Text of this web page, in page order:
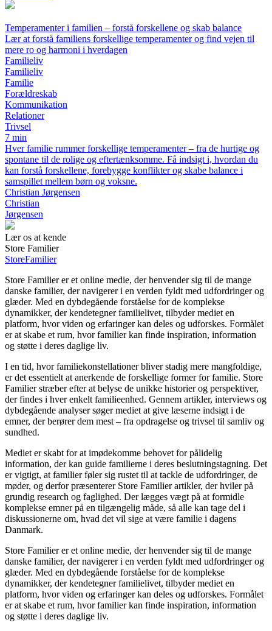
Temperamenter i familien – forstå forskellene og skab balance
Lær at forstå familiens forskellige temperamenter og find vejen til
mere ro og harmoni i hverdagen
Familieliv
Familieliv
Familie
Forældreskab
Kommunikation
Relationer
Trivsel
7 min
Hver familie rummer forskellige temperamenter – fra de hurtige og
spontane til de rolige og eftertænksomme. Få indsigt i, hvordan du
kan forstå forskellene, forebygge konflikter og skabe balance i
samspillet mellem børn og voksne.
Christian Jørgensen
Christian
Jørgensen
Lær os at kende
Store Familier
StoreFamilier
Store Familier er et online medie, der henvender sig til de mange
danske familier, der navigerer i en verden fyldt med udfordringer og
glæder. Med en dybdegående forståelse for de komplekse
dynamikker, der kendetegner familielivet, tilbyder mediet en
platform, hvor viden og erfaringer kan deles og udforskes. Formålet
er at skabe et rum, hvor familier kan finde inspiration, information
og støtte i deres daglige liv.
I en tid, hvor familiekonstellationer bliver stadig mere mangfoldige,
er det essentielt at anerkende de forskellige former for familie. Store
Familier stræber efter at belyse de unikke historier og perspektiver,
der findes i hver enkelt familieenhed. Gennem artikler, interviews og
dybdegående analyser søger mediet at give læserne indsigt i de
emner, der berører dem mest – fra opdragelse og trivsel til samliv og
sundhed.
Mediet er skabt for at imødekomme behovet for pålidelig
information, der kan guide familierne i deres beslutningstagning. Det
er vigtigt, at familier føler sig rustet til at tackle de udfordringer, de
møder, og derfor præsenterer Store Familier artikler, der hviler på
grundig research og faglighed. Der lægges vægt på at formidle
komplekse emner på en tilgængelig måde, så alle kan tage del i
diskussionerne om, hvad det vil sige at være familie i dagens
Danmark.
Store Familier er et online medie, der henvender sig til de mange
danske familier, der navigerer i en verden fyldt med udfordringer og
glæder. Med en dybdegående forståelse for de komplekse
dynamikker, der kendetegner familielivet, tilbyder mediet en
platform, hvor viden og erfaringer kan deles og udforskes. Formålet
er at skabe et rum, hvor familier kan finde inspiration, information
og støtte i deres daglige liv.